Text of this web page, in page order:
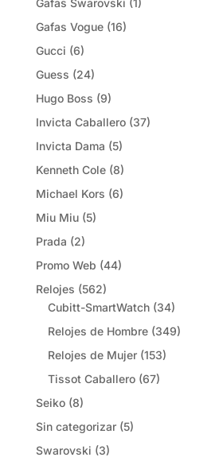
Gafas Swarovski (1)
Gafas Vogue (16)
Gucci (6)
Guess (24)
Hugo Boss (9)
Invicta Caballero (37)
Invicta Dama (5)
Kenneth Cole (8)
Michael Kors (6)
Miu Miu (5)
Prada (2)
Promo Web (44)
Relojes (562)
Cubitt-SmartWatch (34)
Relojes de Hombre (349)
Relojes de Mujer (153)
Tissot Caballero (67)
Seiko (8)
Sin categorizar (5)
Swarovski (3)